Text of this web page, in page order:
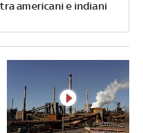
americani e indiani